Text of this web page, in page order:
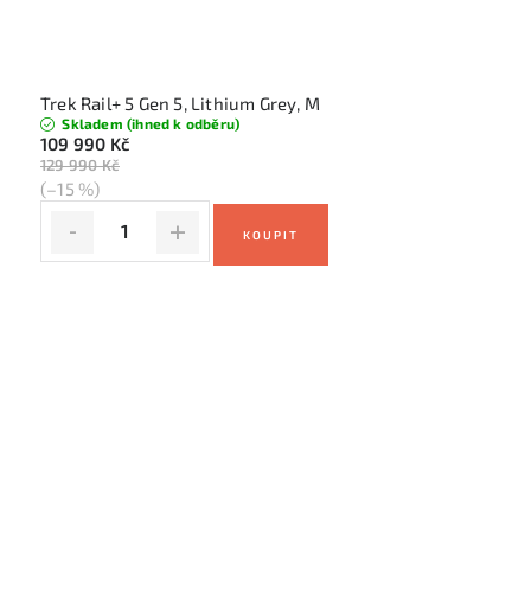
Trek Rail+ 5 Gen 5, Lithium Grey, M
Skladem (ihned k odběru)
109 990 Kč
129 990 Kč
(–15 %)